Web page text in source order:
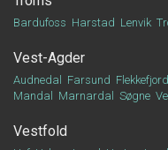
Bardufoss Harstad Lenvik
Vest-Agder
Audnedal Farsund Flekkefjord
Mandal
Marnardal Søgne
Vestfold